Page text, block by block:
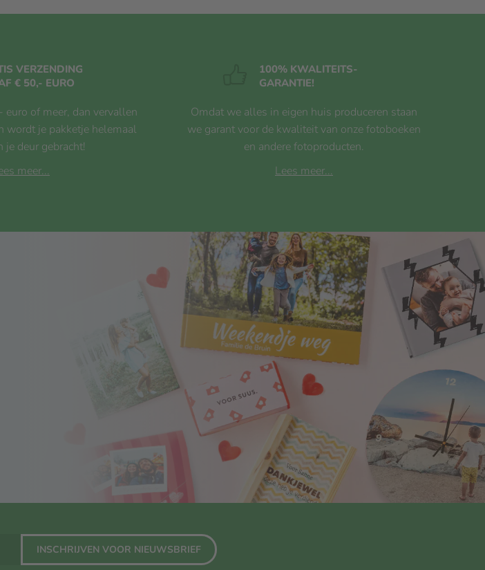
VERZENDING
€ 50,- EURO
of meer, dan vervallen
wordt je pakketje helemaal
je deur gebracht!
meer...
100% KWALITEITS-
GARANTIE!
Omdat we alles in eigen huis produceren staan
we garant voor de kwaliteit van onze fotoboeken
en andere fotoproducten.
Lees meer...
INSCHRIJVEN VOOR NIEUWSBRIEF